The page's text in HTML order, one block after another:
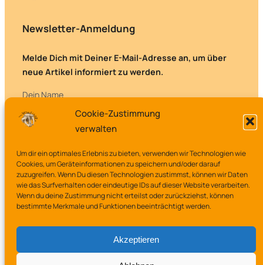
Cookie-Zustimmung
verwalten
Um dir ein optimales Erlebnis zu bieten, verwenden wir Technologien wie
Cookies, um Geräteinformationen zu speichern und/oder darauf
zuzugreifen. Wenn Du diesen Technologien zustimmst, können wir Daten
wie das Surfverhalten oder eindeutige IDs auf dieser Website verarbeiten.
Wenn du deine Zustimmung nicht erteilst oder zurückziehst, können
bestimmte Merkmale und Funktionen beeinträchtigt werden.
Akzeptieren
Newsletter-Anmeldung
Melde Dich mit Deiner E-Mail-Adresse an, um über
neue Artikel informiert zu werden.
Dein Name